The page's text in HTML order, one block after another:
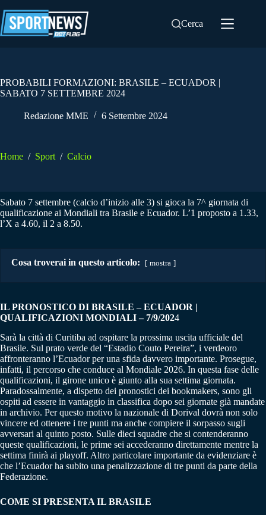
al
contenuto
Cerca
PROBABILI FORMAZIONI: BRASILE – ECUADOR |
SABATO 7 SETTEMBRE 2024
Redazione MME 6 Settembre 2024
Home / Sport / Calcio
Sabato 7 settembre (calcio d’inizio alle 3) si gioca la 7^ giornata di
qualificazione ai Mondiali tra Brasile e Ecuador. L’1 proposto a 1.33,
l’X a 4.60, il 2 a 8.50.
Cosa troverai in questo articolo: mostra
IL PRONOSTICO DI BRASILE – ECUADOR |
QUALIFICAZIONI MONDIALI – 7/9/2024
Sarà la città di Curitiba ad ospitare la prossima uscita ufficiale del
Brasile. Sul prato verde del “Estadio Couto Pereira”, i verdeoro
affronteranno l’Ecuador per una sfida davvero importante. Prosegue,
infatti, il percorso che conduce al Mondiale 2026. In questa fase delle
qualificazioni, il girone unico è giunto alla sua settima giornata.
Paradossalmente, a dispetto dei pronostici dei bookmakers, sono gli
ospiti ad essere in vantaggio in classifica dopo sei giornate già mandate
in archivio. Per questo motivo la nazionale di Dorival dovrà non solo
vincere ed ottenere i tre punti ma anche compiere il sorpasso sugli
avversari al quinto posto. Sulle dieci squadre che si contenderanno
queste qualificazioni, le prime sei accederanno direttamente mentre la
settima finirà ai playoff. Altro particolare importante da evidenziare è
che l’Ecuador ha subito una penalizzazione di tre punti da parte della
Federazione.
COME SI PRESENTA IL BRASILE